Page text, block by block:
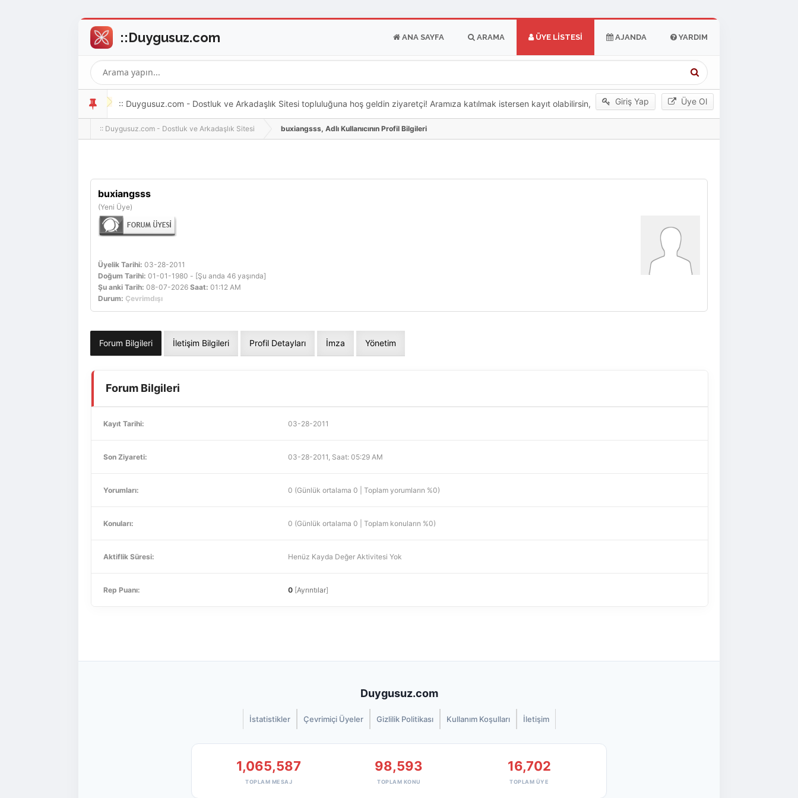
ANA SAYFA ARAMA ÜYE LISTESI AJANDA YARDIM
Giriş Yap Üye Ol
:: Duygusuz.com - Dostluk ve Arkadaşlık Sitesi topluluğuna hoş geldin ziyaretçi! Aramıza katılmak istersen kayıt olabilirsin,
oldukça kolay ve zahmetsizdir.
:: Duygusuz.com - Dostluk ve Arkadaşlık Sitesi buxiangsss, Adlı Kullanıcının Profil Bilgileri
buxiangsss
(Yeni Üye)
Üyelik Tarihi: 03-28-2011
Doğum Tarihi: 01-01-1980 - [Şu anda 46 yaşında]
Şu anki Tarih: 08-07-2026 Saat: 01:12 AM
Durum: Çevrimdışı
Forum Bilgileri İletişim Bilgileri Profil Detayları İmza Yönetim
Forum Bilgileri
Kayıt Tarihi: 03-28-2011
Son Ziyareti: 03-28-2011, Saat: 05:29 AM
Yorumları: 0 (Günlük ortalama 0 | Toplam yorumların %0)
Konuları: 0 (Günlük ortalama 0 | Toplam konuların %0)
Aktiflik Süresi: Henüz Kayda Değer Aktivitesi Yok
Rep Puanı: 0 [Ayrıntılar]
Duygusuz.com
İstatistikler Çevrimiçi Üyeler Gizlilik Politikası Kullanım Koşulları İletişim
1,065,587
TOPLAM MESAJ
98,593
TOPLAM KONU
16,702
TOPLAM ÜYE